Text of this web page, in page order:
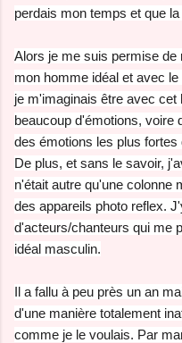
perdais mon temps et que
Alors je me suis permise
mon homme idéal et avec
je m'imaginais être avec
beaucoup d'émotions, voire
des émotions les plus fortes
De plus, et sans le savoir,
n'était autre qu'une colonne
des appareils photo reflex.
d'acteurs/chanteurs qui me
idéal masculin.
Il a fallu à peu près un an
d'une manière totalement
comme je le voulais. Par